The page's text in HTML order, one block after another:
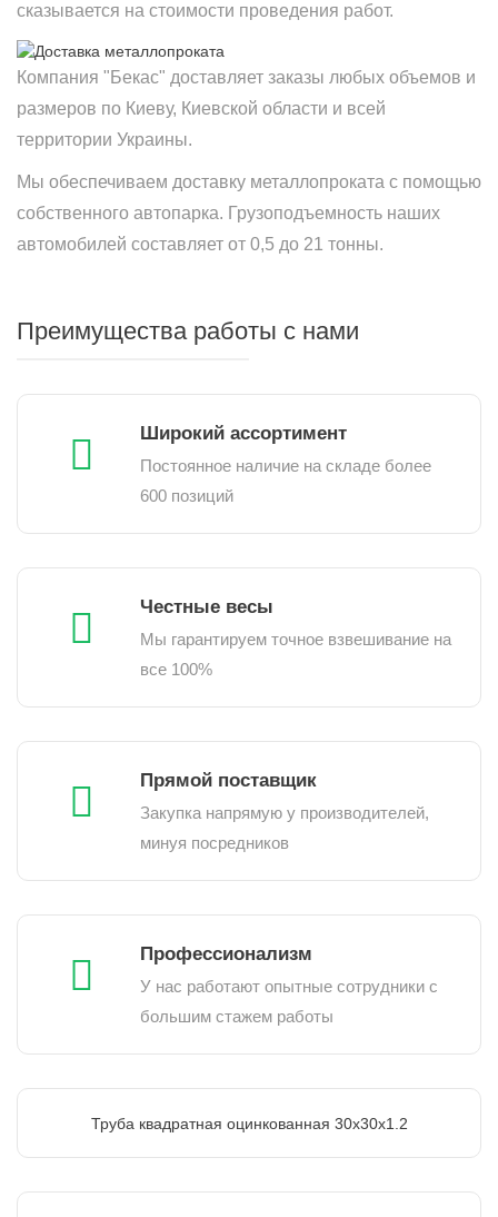
сказывается на стоимости проведения работ.
Компания "Бекас" доставляет заказы любых объемов и
размеров по Киеву, Киевской области и всей
территории Украины.
Мы обеспечиваем доставку металлопроката с помощью
собственного автопарка. Грузоподъемность наших
автомобилей составляет от 0,5 до 21 тонны.
Преимущества работы с нами
Широкий ассортимент
Постоянное наличие на складе более
600 позиций
Честные весы
Мы гарантируем точное взвешивание на
все 100%
Прямой поставщик
Закупка напрямую у производителей,
минуя посредников
Профессионализм
У нас работают опытные сотрудники с
большим стажем работы
Труба квадратная оцинкованная 30х30х1.2